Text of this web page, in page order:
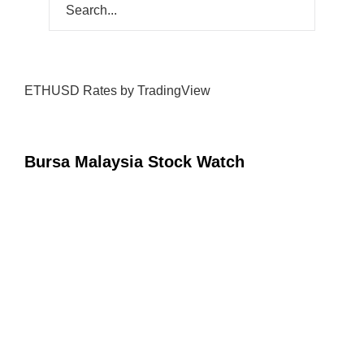
ETHUSD Rates by TradingView
Bursa Malaysia Stock Watch